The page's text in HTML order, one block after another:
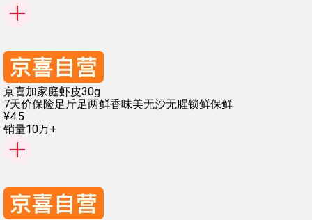
京喜加家庭虾皮30g
7天价保险足斤足两鲜香味美无沙无腥锁鲜保鲜
¥4.5
销量10万+